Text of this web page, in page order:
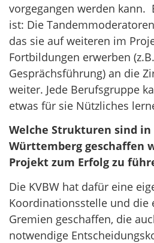
vorgegangen werden kann.
ist: Die
das sie auf weiteren im
Fortbildungen erwerben
Gesprächsführung) an die
weiter. Jede Berufsgruppe
etwas für sie Nützliches
Welche Strukturen sind in
Württemberg geschaffen
Projekt zum Erfolg zu
Die KVBW hat dafür eine
Koordinationsstelle und die
Gremien geschaffen, die
notwendige